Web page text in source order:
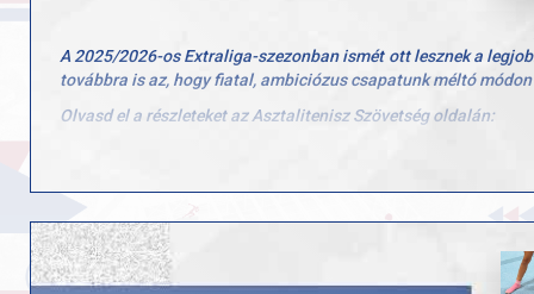
A 2025/2026-os Extraliga-szezonban ismét ott lesznek a
továbbra is az, hogy fiatal, ambiciózus csapatunk méltó
Olvasd el a részleteket az Asztalitenisz Szövetség oldalán: